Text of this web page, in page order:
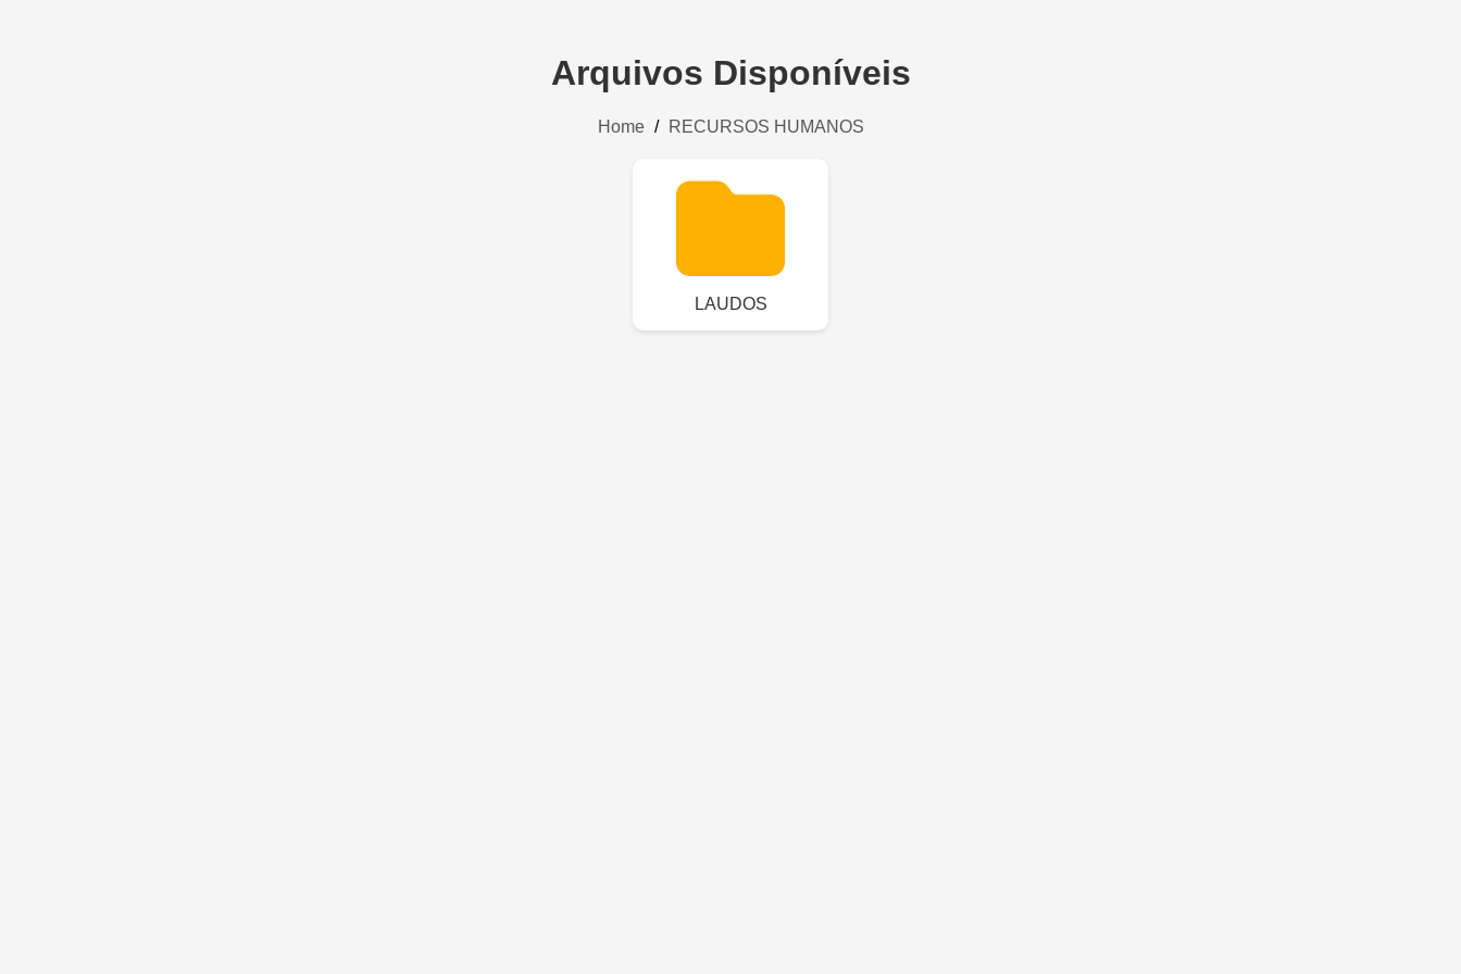
Arquivos Disponíveis
Home / RECURSOS HUMANOS
LAUDOS